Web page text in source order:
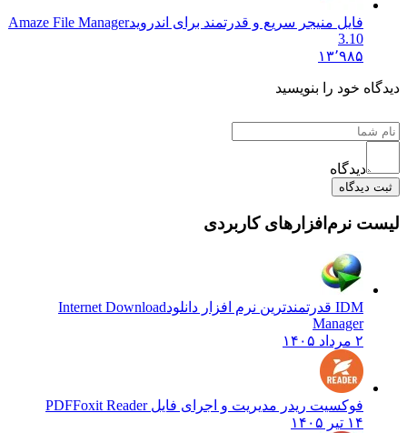
فایل منیجر سریع و قدرتمند برای اندرویدAmaze File Manager
3.10
۱۳٬۹۸۵
دیدگاه خود را بنویسید
دیدگاه
ثبت دیدگاه
لیست نرم‌افزارهای کاربردی
IDM قدرتمندترین نرم افزار دانلود
Internet Download
Manager
۲ مرداد ۱۴۰۵
فوکسیت ریدر مدیریت و اجرای فایل PDFFoxit Reader
۱۴ تیر ۱۴۰۵